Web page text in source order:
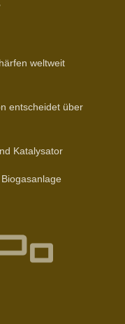
weltweit
entscheidet über
Katalysator